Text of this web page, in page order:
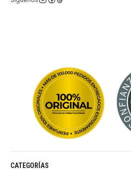
CATEGORÍAS